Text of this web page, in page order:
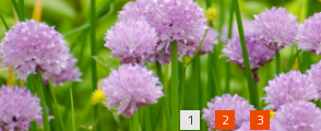
1 2 3